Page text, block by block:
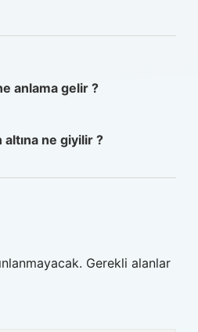
anlama gelir ?
ne giyilir ?
Gerekli alanlar